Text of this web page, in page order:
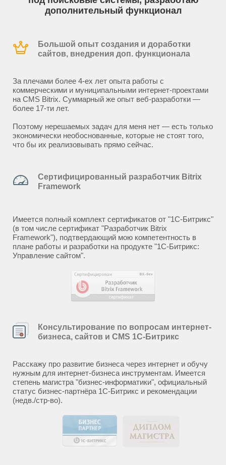
дополнительный функционал
Большой опыт создания и доработки
сайтов, внедрения доп. функционала
За плечами более 4-ех лет опыта работы с
коммерческими и муниципальными интернет-проектами
на CMS Bitrix. Суммарный же опыт веб-разработки —
более 17-ти лет.
Поэтому нерешаемых задач для меня нет — есть только
экономически необоснованные, которые не стоят того,
что бы их реализовывать прямо сейчас.
Сертифицированный разработчик Bitrix
Framework
Имеется полный комплект сертификатов от "1С-Битрикс"
(в том числе сертификат "Разработчик Bitrix
Framework"), подтвердающий мою компетентность в
плане работы и разработки на продукте "1С-Битрикс:
Управление сайтом".
Консультирование по вопросам интернет-
бизнеса, сайтов и CMS 1С-Битрикс
Расскажу про развитие бизнеса через интернет и обучу
нужным для интернет-бизнеса инструментам. Имеется
степень магистра "бизнес-информатики", официальный
статус бизнес-партнёра 1С-Битрикс и рекомендации
(недв./стр-во).